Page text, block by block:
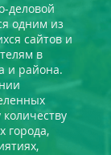
деловой
одним из
сайтов и
в
и района.
города,